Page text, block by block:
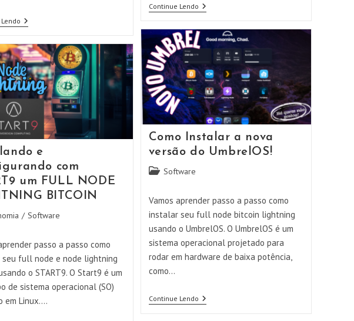
Montando
Sua
JADE
Da
Maneira
Mais
FÁCIL!!!
Continue LendoComprando
BITCOIN
2
Como Instalar a nova
versão do UmbrelOS!
Categoria
post:
Software
Vamos aprender passo a passo como
instalar seu full node bitcoin lightning
usando o UmbrelOS. O UmbrelOS é um
sistema operacional projetado para
rodar em hardware de baixa potência,
como…
Continue LendoComo
Instalar
e
com
um FULL NODE
BITCOIN
/ Software
passo a passo como
full node e node lightning
o START9. O Start9 é um
de sistema operacional (SO)
em Linux.…